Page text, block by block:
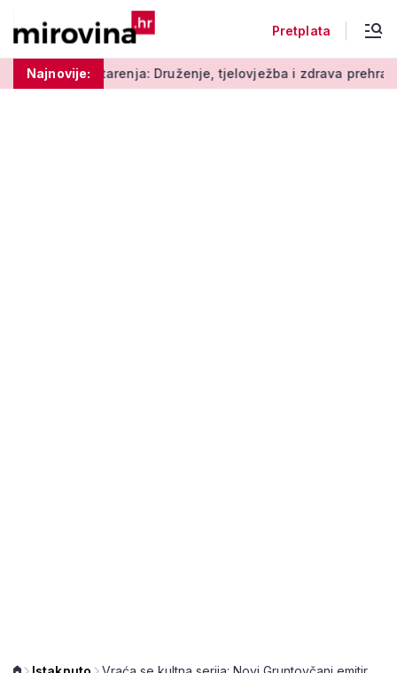
Pretplata
Najnovije:
Druženje, tjelovježba i zdrava prehrana za